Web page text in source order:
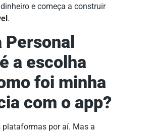
e começa a construir
.
a escolha
foi minha
com o app?
plataformas por aí. Mas a